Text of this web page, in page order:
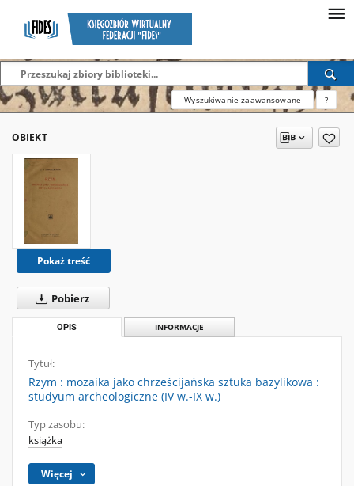
Wyszukiwanie zaawansowane ?
OBIEKT
Pokaż treść
Pobierz
OPIS INFORMACJE
Tytuł:
Rzym : mozaika jako chrześcijańska sztuka bazylikowa :
studyum archeologiczne (IV w.-IX w.)
Typ zasobu:
książka
Więcej